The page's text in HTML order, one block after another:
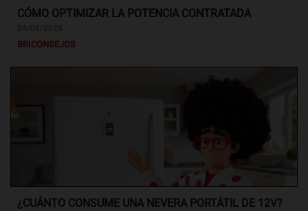
CÓMO OPTIMIZAR LA POTENCIA CONTRATADA
BRICONSEJOS
¿CUÁNTO CONSUME UNA NEVERA PORTÁTIL DE 12V?